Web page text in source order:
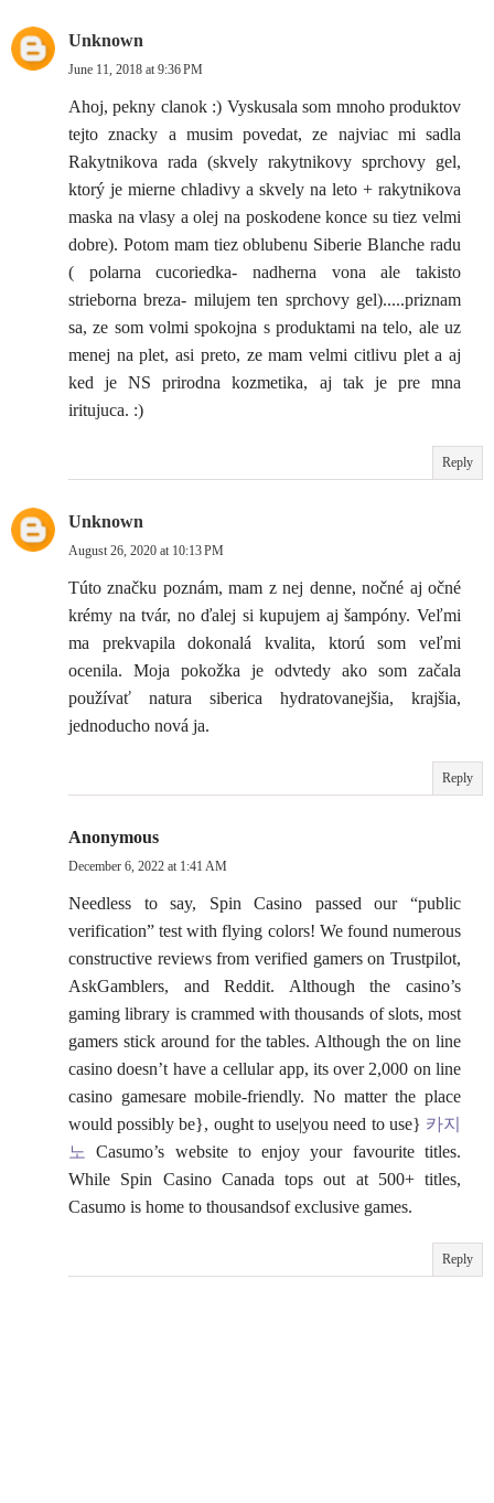
Unknown
June 11, 2018 at 9:36 PM
Ahoj, pekny clanok :) Vyskusala som mnoho produktov
tejto znacky a musim povedat, ze najviac mi sadla
Rakytnikova rada (skvely rakytnikovy sprchovy gel,
ktorý je mierne chladivy a skvely na leto + rakytnikova
maska na vlasy a olej na poskodene konce su tiez velmi
dobre). Potom mam tiez oblubenu Siberie Blanche radu
( polarna cucoriedka- nadherna vona ale takisto
strieborna breza- milujem ten sprchovy gel).....priznam
sa, ze som volmi spokojna s produktami na telo, ale uz
menej na plet, asi preto, ze mam velmi citlivu plet a aj
ked je NS prirodna kozmetika, aj tak je pre mna
iritujuca. :)
Reply
Unknown
August 26, 2020 at 10:13 PM
Túto značku poznám, mam z nej denne, nočné aj očné
krémy na tvár, no ďalej si kupujem aj šampóny. Veľmi
ma prekvapila dokonalá kvalita, ktorú som veľmi
ocenila. Moja pokožka je odvtedy ako som začala
používať natura siberica hydratovanejšia, krajšia,
jednoducho nová ja.
Reply
Anonymous
December 6, 2022 at 1:41 AM
Needless to say, Spin Casino passed our “public
verification” test with flying colors! We found numerous
constructive reviews from verified gamers on Trustpilot,
AskGamblers, and Reddit. Although the casino’s
gaming library is crammed with thousands of slots, most
gamers stick around for the tables. Although the on line
casino doesn’t have a cellular app, its over 2,000 on line
casino gamesare mobile-friendly. No matter the place
would possibly be}, ought to use|you need to use} 카지
노
Casumo’s website to enjoy your favourite titles.
While Spin Casino Canada tops out at 500+ titles,
Casumo is home to thousandsof exclusive games.
Reply